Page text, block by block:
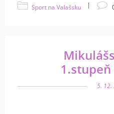
Sport na Valašsku |
1.stupeň
5. 12.